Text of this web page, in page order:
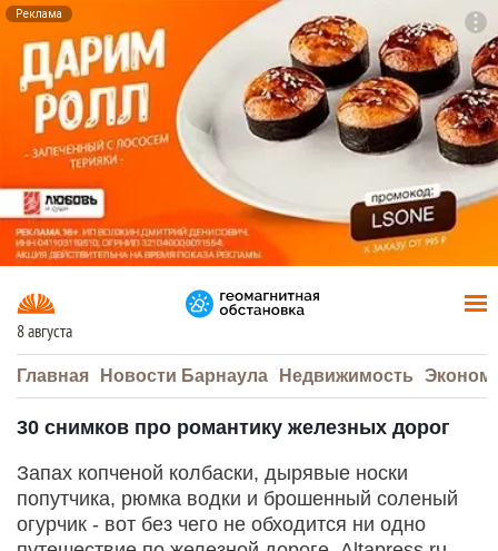
Реклама
8 августа
Главная Новости Барнаула Недвижимость
30 снимков про романтику железных дорог
Запах копченой колбаски, дырявые носки
попутчика, рюмка водки и брошенный соленый
огурчик - вот без чего не обходится ни одно